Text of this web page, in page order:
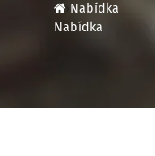
Nabídka
Nabídka